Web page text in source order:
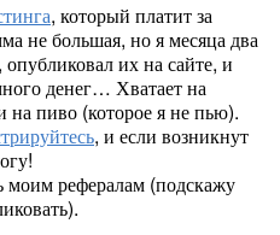
, который платит за
не большая, но я месяца два
их на сайте, и
денег… Хватает на
на пиво (которое я не пью).
, и если возникнут
рефералам (подскажу